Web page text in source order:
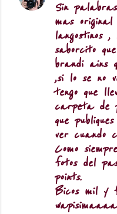
Sin
mas
langostinos
saborcito
brandi ains
,si lo se no
tengo que
carpeta de
que
ver cuando
Como
fotos del
points.
Bicos mil y